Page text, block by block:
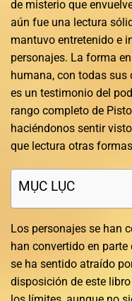
de misterio que
aún fue una lectura
mantuvo entretenido e
personajes. La forma
humana, con todas
es un testimonio del
rango completo de
haciéndonos sentir
que lectura otras
MỤC LỤC
Los personajes se han
han convertido en
se ha sentido atraído
disposición de este